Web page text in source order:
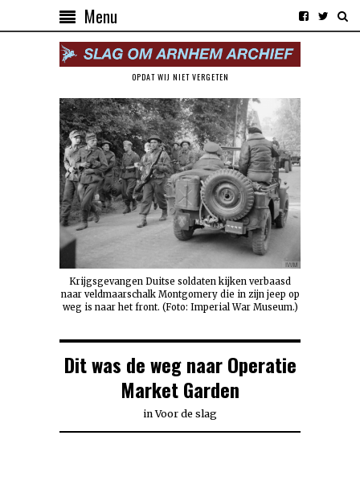
Menu
OPDAT WIJ NIET VERGETEN
Krijgsgevangen Duitse soldaten kijken verbaasd
naar veldmaarschalk Montgomery die in zijn jeep op
weg is naar het front. (Foto: Imperial War Museum.)
Dit was de weg naar Operatie
Market Garden
in Voor de slag